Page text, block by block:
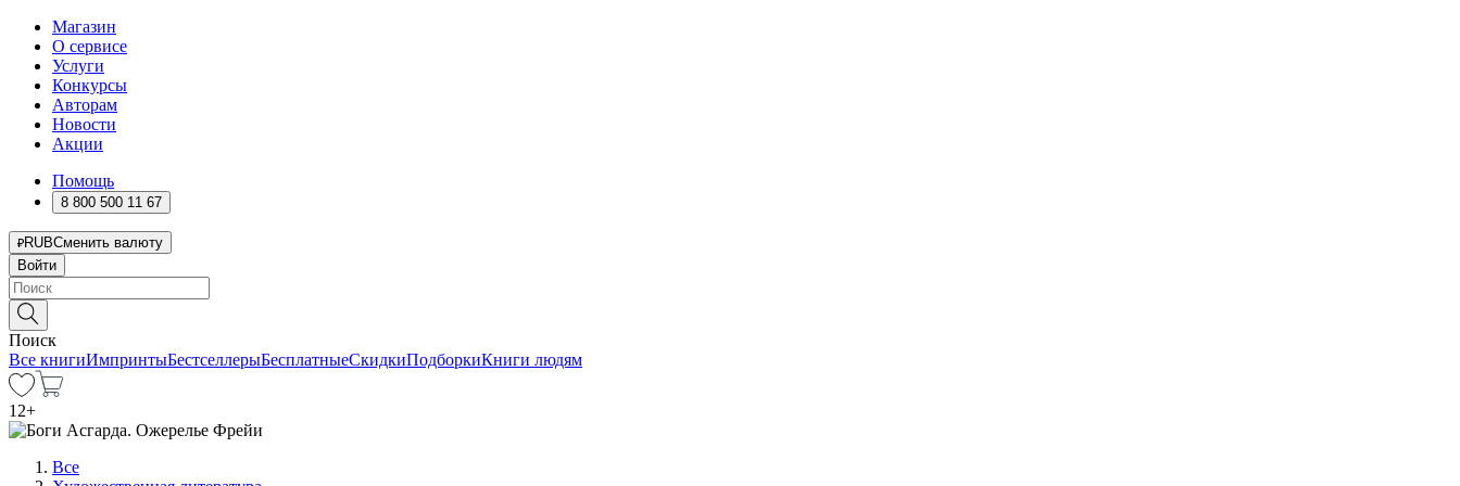
Магазин
О сервисе
Услуги
Конкурсы
Авторам
Новости
Акции
Помощь
8 800 500 11 67
RUBСменить валюту
Войти
Поиск
Все книгиИмпринтыБестселлерыБесплатныеСкидкиПодборкиКниги людям
12+
Все